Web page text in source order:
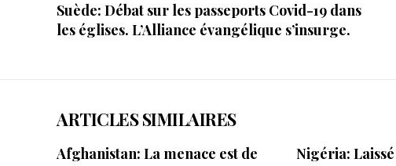
Suède: Débat sur les passeports Covid-19 dans
les églises. L’Alliance évangélique s’insurge.
ARTICLES SIMILAIRES
Afghanistan: La menace est de
Nigéria: